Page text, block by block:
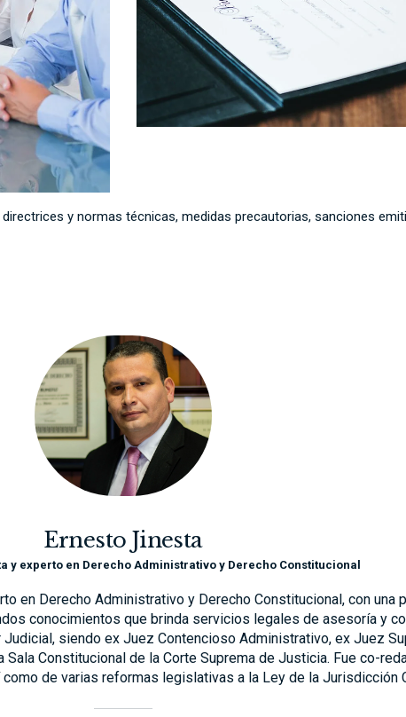
y normas técnicas, medidas precautorias, sanciones
Ernesto Jinesta
y experto en Derecho Administrativo y Derecho Constitucional
en Derecho Administrativo y Derecho Constitucional, con una
conocimientos que brinda servicios legales de asesoría y
siendo ex Juez Contencioso Administrativo, ex Juez
Constitucional de la Corte Suprema de Justicia. Fue co-
de varias reformas legislativas a la Ley de la Jurisdicción